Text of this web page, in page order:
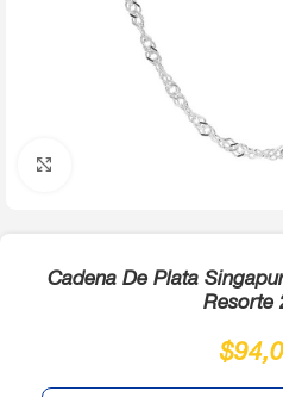
Cadena De Plata
Resorte
$